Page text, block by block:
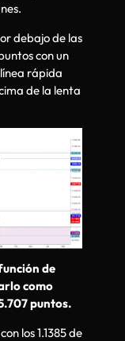
debajo de las
con un
rápida
de la lenta
de
como
puntos.
los 1.1385 de